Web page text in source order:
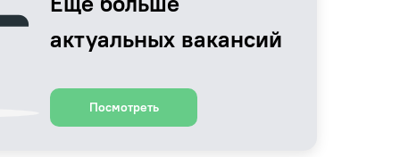
актуальных вакансий
Посмотреть